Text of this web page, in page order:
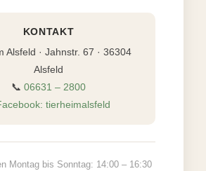
KONTAKT
Alsfeld · Jahnstr. 67 · 36304
Alsfeld
📞 06631 – 2800
tierheimalsfeld
Montag bis Sonntag: 14:00 – 16:30